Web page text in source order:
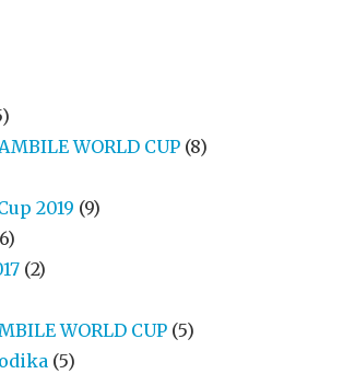
WORLD CUP (8)
2019 (9)
(2)
WORLD CUP (5)
(5)